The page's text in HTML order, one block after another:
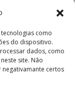
como
do dispositivo.
dados, como
site. Não
certos